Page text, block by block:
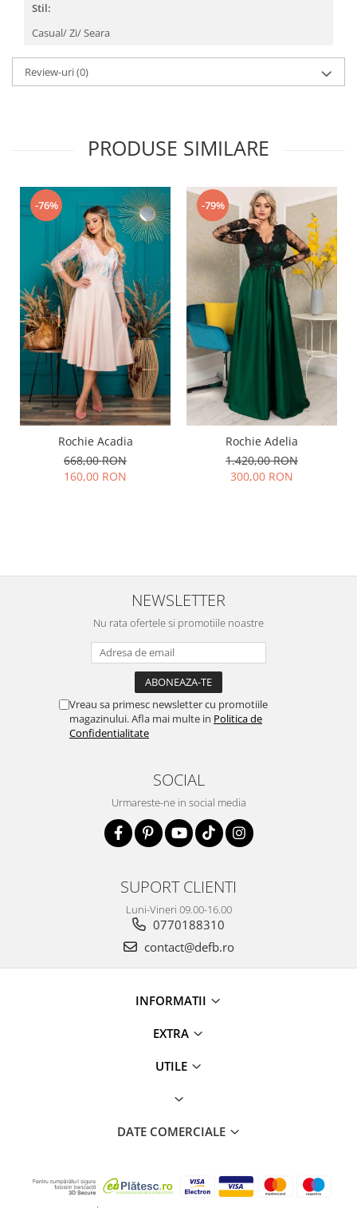
Stil:
Casual/ Zi/ Seara
Review-uri(0)
PRODUSE SIMILARE
-76%
Rochie Acadia
668,00 RON
160,00 RON
-79%
Rochie Adelia
1.420,00 RON
300,00 RON
NEWSLETTER
Nu rata ofertele si promotiile noastre
Vreau sa primesc newsletter cu promotiile
magazinului. Afla mai multe in Politica de
Confidentialitate
SOCIAL
Urmareste-ne in social media
SUPORT CLIENTI
Luni-Vineri 09.00-16.00
0770188310
contact@defb.ro
INFORMATII
EXTRA
UTILE
DATE COMERCIALE